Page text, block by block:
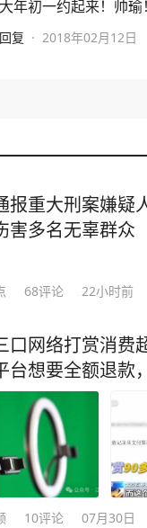
大年初一约起来！帅瑜！
回复 · 2018年02月12日
报重大刑案嫌疑
害多名无辜群众
68评论 22小时前
口网络打赏消费
台想要全额退款
10评论 07月30日